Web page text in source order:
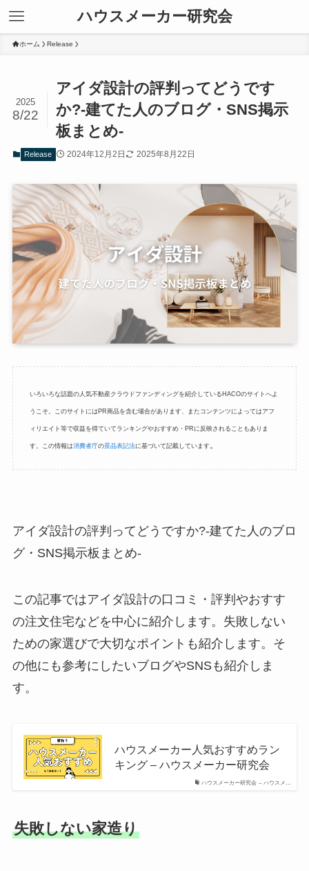
ハウスメーカー研究会
ホーム Release
アイダ設計の評判ってどうです
か?-建てた人のブログ・SNS掲示
板まとめ-
2025
8/22
Release 2024年12月2日 2025年8月22日
いろいろな話題の人気不動産クラウドファンディングを紹介しているHACOのサイトへよ
うこそ。このサイトにはPR商品を含む場合があります、またコンテンツによってはアフ
ィリエイト等で収益を得ていてランキングやおすすめ・PRに反映されることもありま
す。この情報は消費者庁の景品表記法に基づいて記載しています 。
アイダ設計の評判ってどうですか?-建てた人のブロ
グ・SNS掲示板まとめ-
この記事ではアイダ設計の口コミ・評判やおすす
の注文住宅などを中心に紹介します。失敗しない
ための家選びで大切なポイントも紹介します。そ
の他にも参考にしたいブログやSNSも紹介しま
す。
ハウスメーカー研究会 – ハウスメ…
ハウスメーカー人気おすすめラン
キング – ハウスメーカー研究会
失敗しない家造り